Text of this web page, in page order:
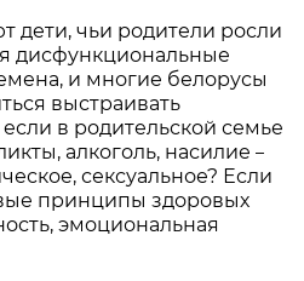
дети, чьи родители росли
дисфункциональные
и многие белорусы
выстраивать
в родительской семье
алкоголь, насилие–
сексуальное? Если
принципы здоровых
эмоциональная